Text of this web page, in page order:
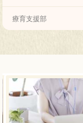
産科
成育女性科
循環器小児科
神経小児科
小児外科
整形外科
患者サポートセンター
小児がんセンター
教育研修センター
看護部
療育支援部